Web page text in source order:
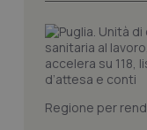
Regione per